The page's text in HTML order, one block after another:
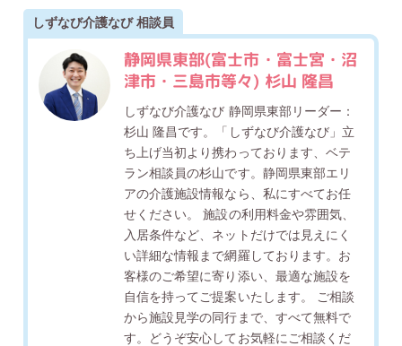
しずなび介護なび 相談員
静岡県東部(富士市・富士宮・沼
津市・三島市等々) 杉山 隆昌
しずなび介護なび 静岡県東部リーダー：
杉山 隆昌です。「しずなび介護なび」立
ち上げ当初より携わっております、ベテ
ラン相談員の杉山です。静岡県東部エリ
アの介護施設情報なら、私にすべてお任
せください。 施設の利用料金や雰囲気、
入居条件など、ネットだけでは見えにく
い詳細な情報まで網羅しております。お
客様のご希望に寄り添い、最適な施設を
自信を持ってご提案いたします。 ご相談
から施設見学の同行まで、すべて無料で
す。どうぞ安心してお気軽にご相談くだ